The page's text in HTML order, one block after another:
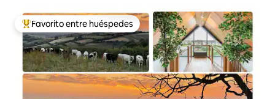
Favorito entre huéspedes preferido
Favorito entre huéspedes